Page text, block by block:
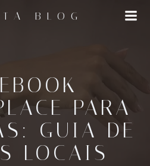
paraBLOG
PARA
GUIA DE
LOCAIS